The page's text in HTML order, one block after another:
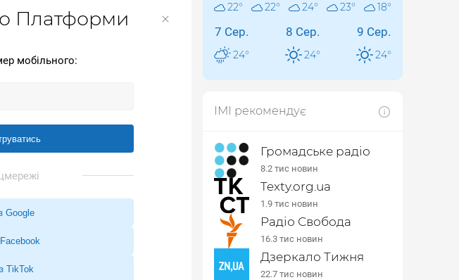
Платформи
мобільного:
Google
TikTok
22° 22° 24° 23° 18°
7 Сер.
24°
8 Сер.
24°
9 Сер.
24°
ІМІ рекомендує
Громадське радіо
8.2 тис новин
Texty.org.ua
1.9 тис новин
Радіо Свобода
16.3 тис новин
Дзеркало Тижня
22.7 тис новин